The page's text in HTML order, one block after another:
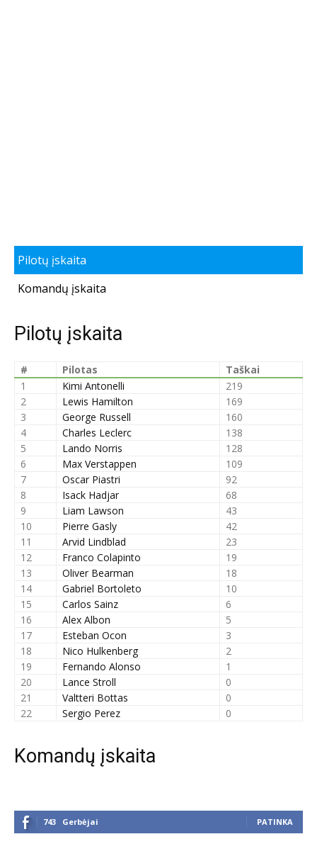
Pilotų įskaita
Komandų įskaita
Pilotų įskaita
# Pilotas
Taškai
1
Kimi Antonelli
219
2
Lewis Hamilton
169
3
George Russell
160
4
Charles Leclerc
138
5
Lando Norris
128
6
Max Verstappen
109
7
Oscar Piastri
92
8
Isack Hadjar
68
9
Liam Lawson
43
10
Pierre Gasly
42
11
Arvid Lindblad
23
12
Franco Colapinto
19
13
Oliver Bearman
18
14
Gabriel Bortoleto
10
15
Carlos Sainz
6
16
Alex Albon
5
17
Esteban Ocon
3
18
Nico Hulkenberg
2
19
Fernando Alonso
1
20
Lance Stroll
0
21
Valtteri Bottas
0
22
Sergio Perez 0
Komandų įskaita
743 Gerbėjai PATINKA